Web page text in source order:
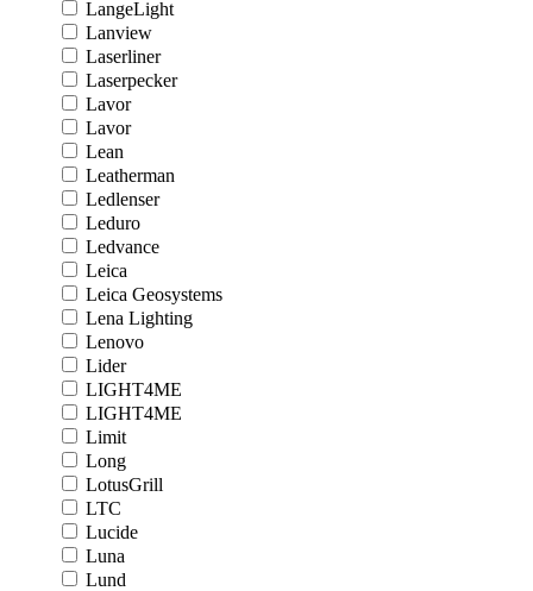
LangeLight
Lanview
Laserliner
Laserpecker
Lavor
Lavor
Lean
Leatherman
Ledlenser
Leduro
Ledvance
Leica
Leica Geosystems
Lena Lighting
Lenovo
Lider
LIGHT4ME
LIGHT4ME
Limit
Long
LotusGrill
LTC
Lucide
Luna
Lund